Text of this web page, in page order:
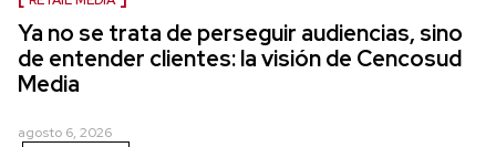
Ya no se trata de perseguir audiencias, sino
de entender clientes: la visión de Cencosud
Media
agosto 6, 2026